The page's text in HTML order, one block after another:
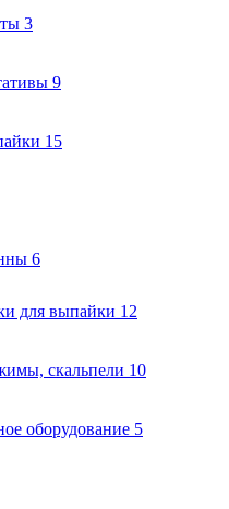
3
9
15
6
для выпайки 12
скальпели 10
оборудование 5